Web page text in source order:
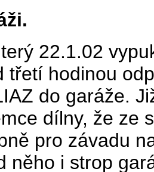
22.1.02
třetí hodinou
do garáže.
dílny, že ze
pro závadu
něho i strop